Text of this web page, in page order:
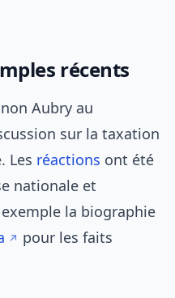
récents
Aubry au
sur la taxation
Les réactions ont été
nationale et
la biographie
pour les faits